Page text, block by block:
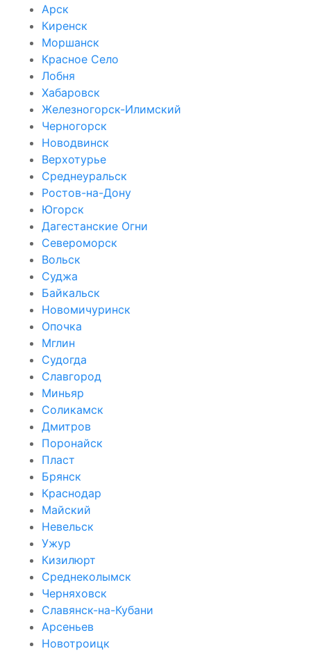
Арск
Киренск
Моршанск
Красное Село
Лобня
Хабаровск
Железногорск-Илимский
Черногорск
Новодвинск
Верхотурье
Среднеуральск
Ростов-на-Дону
Югорск
Дагестанские Огни
Североморск
Вольск
Суджа
Байкальск
Новомичуринск
Опочка
Мглин
Судогда
Славгород
Миньяр
Соликамск
Дмитров
Поронайск
Пласт
Брянск
Краснодар
Майский
Невельск
Ужур
Кизилюрт
Среднеколымск
Черняховск
Славянск-на-Кубани
Арсеньев
Новотроицк